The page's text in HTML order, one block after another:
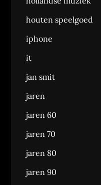
houten speelgoed
iphone
it
jan smit
jaren
jaren 60
jaren 70
jaren 80
jaren 90